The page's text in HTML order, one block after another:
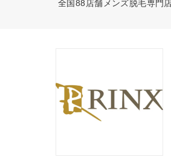
全国88店舗メンズ脱毛専門